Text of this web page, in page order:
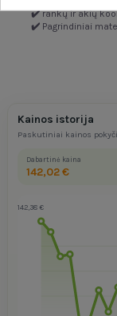
✔️rankų ir akių
✔️ Pagrindiniai
Kainos istorija
Paskutiniai kainos
Dabartinė kaina
142,02 €
142,38 €